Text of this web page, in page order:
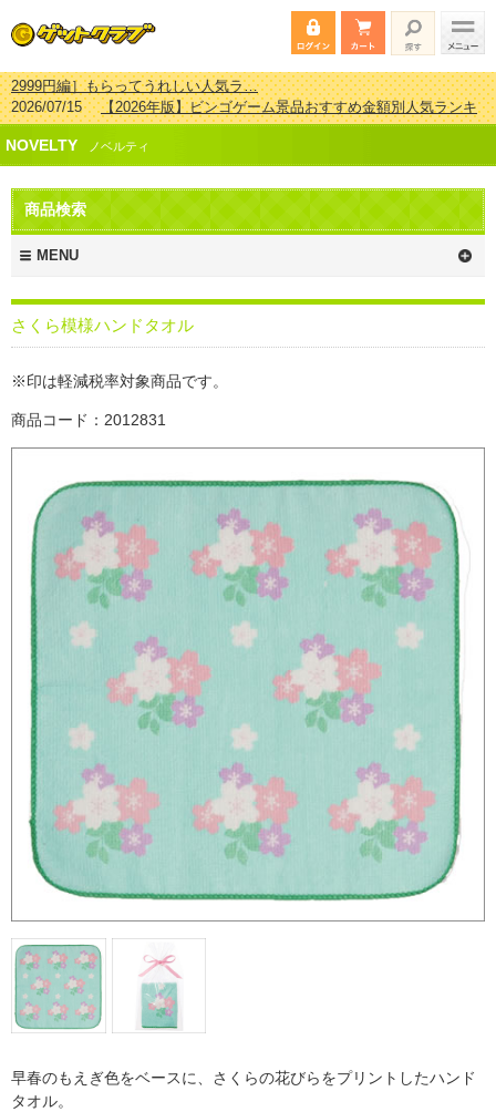
2026/07/15【2026年版】ビンゴゲーム景品おすすめ金額別人気ランキ
ング 更新しました！
2026/04/03【2026年版】ゴルフコンペ景品 3000円未満［2000円～
2999円編］もらってうれしい人気ラ…
2026/02/16【2026年版】結婚式の二次会で貰って嬉しい景品とは？ 更
新しました！
2026/02/03
2999円編］もらってうれしい人気ラ…
NOVELTY ノベルティ
商品検索
MENU
さくら模様ハンドタオル
※印は軽減税率対象商品です。
商品コード：2012831
早春のもえぎ色をベースに、さくらの花びらをプリントしたハンド
タオル。